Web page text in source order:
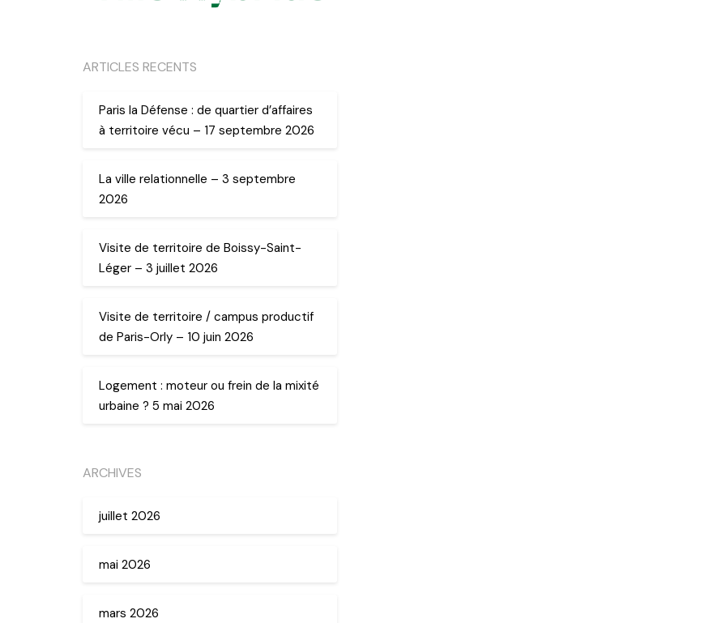
ARTICLES RECENTS
Paris la Défense : de quartier d’affaires
à territoire vécu – 17 septembre 2026
La ville relationnelle – 3 septembre
2026
Visite de territoire de Boissy-Saint-
Léger – 3 juillet 2026
Visite de territoire / campus productif
de Paris-Orly – 10 juin 2026
Logement : moteur ou frein de la mixité
urbaine ? 5 mai 2026
ARCHIVES
juillet 2026
mai 2026
mars 2026